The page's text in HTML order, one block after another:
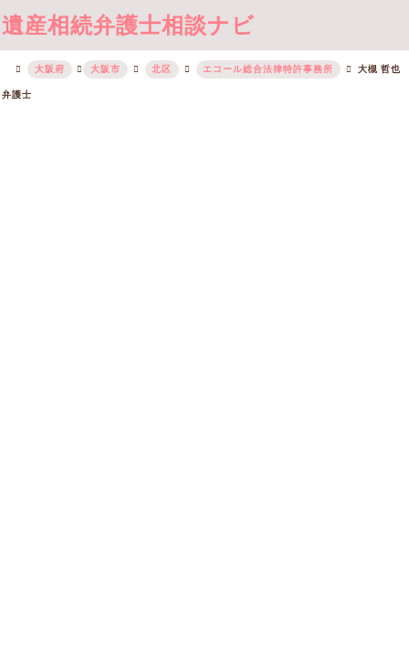
遺産相続弁護士相談ナビ
大阪府 大阪市 北区 エコール総合法律特許事務所 大槻 哲也
弁護士